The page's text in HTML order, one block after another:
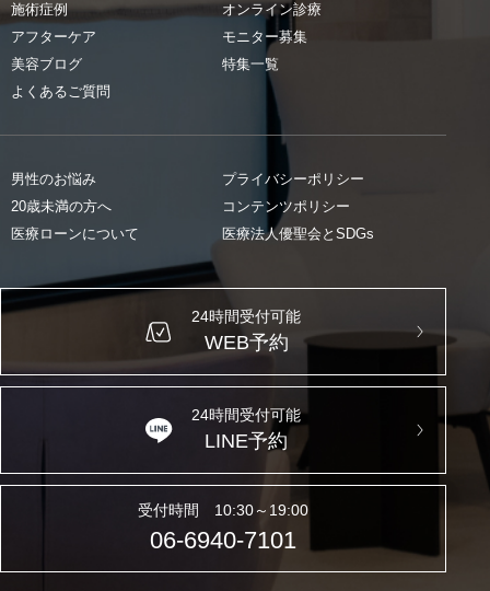
施術症例
アフターケア
美容ブログ
よくあるご質問
オンライン診療
モニター募集
特集一覧
男性のお悩み
20歳未満の方へ
医療ローンについて
プライバシーポリシー
コンテンツポリシー
医療法人優聖会とSDGs
24時間受付可能
WEB予約
24時間受付可能
LINE予約
受付時間 10:30～19:00
06-6940-7101